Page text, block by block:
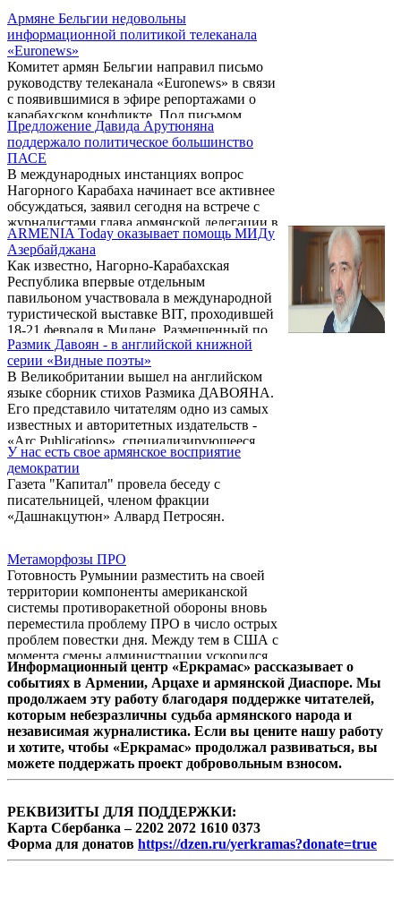
Армяне Бельгии недовольны
информационной политикой телеканала
«Euronews»
Комитет армян Бельгии направил письмо
руководству телеканала «Euronews» в связи
с появившимися в эфире репортажами о
карабахском конфликте. Под письмом
подписался ее руководитель Мишель
Махмурян.
Предложение Давида Арутюняна
поддержало политическое большинство
ПАСЕ
В международных инстанциях вопрос
Нагорного Карабаха начинает все активнее
обсуждаться, заявил сегодня на встрече с
журналистами глава армянской делегации в
ПАСЕ Давид Арутюнян.
ARMENIA Today оказывает помощь МИДу
Азербайджана
Как известно, Нагорно-Карабахская
Республика впервые отдельным
павильоном участвовала в международной
туристической выставке BIT, проходившей
18-21 февраля в Милане. Размещенный по
соседству с павильонами Турции и России
павильон «Карабах», в котором были
представлены история и богатое культурное
наследие Арцаха, удостоился большого
внимания со стороны организаторов и
посетителей выставки. По оценке
организаторов, в этом году число
посетителей выставки составит 200.000
человек.
Размик Давоян - в английской книжной
серии «Видные поэты»
В Великобритании вышел на английском
языке сборник стихов Размика ДАВОЯНА.
Его представило читателям одно из самых
известных и авторитетных издательств -
«Arc Publications», специализирующееся
именно на поэзии. Книги этого
издательства, как правило, быстро
раскупаются, потому что в своей
деятельности оно действует по принципу -
никогда не идти на компромиссы и
такой поэзии в мире создается не очень-то и
много. Об этом свидетельствует и тот факт,
что серия ...
У нас есть свое армянское восприятие
демократии
Газета "Капитал" провела беседу с
писательницей, членом фракции
«Дашнакцутюн» Алвард Петросян.
Метаморфозы ПРО
Готовность Румынии разместить на своей
территории компоненты американской
системы противоракетной обороны вновь
переместила проблему ПРО в число острых
проблем повестки дня. Между тем в США с
момента смены администрации ускорился
процесс пересмотра и видоизменения
основных направлений реализации ПРО.
Прежде всего важно отметить, что США в
принципе никогда не отказывались от
размещения компонентов системы в
Восточной Европе. После принятия в
сентябре 2009г. решения об отказе от
развертывания третьего ...
Информационный центр «Еркрамас» рассказывает о
событиях в Армении, Арцахе и армянской Диаспоре. Мы
продолжаем эту работу благодаря поддержке читателей,
которым небезразличны судьба армянского народа и
независимая журналистика. Если вы цените нашу работу
и хотите, чтобы «Еркрамас» продолжал развиваться, вы
можете поддержать проект добровольным взносом.
РЕКВИЗИТЫ ДЛЯ ПОДДЕРЖКИ:
Карта Сбербанка – 2202 2072 1610 0373
Форма для донатов https://dzen.ru/yerkramas?donate=true